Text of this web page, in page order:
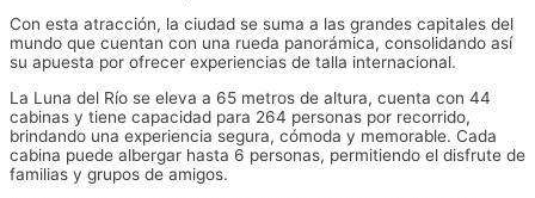
Con esta atracción, la ciudad se suma a las grandes capitales del
mundo que cuentan con una rueda panorámica, consolidando así
su apuesta por ofrecer experiencias de talla internacional.
La Luna del Río se eleva a 65 metros de altura, cuenta con 44
cabinas y tiene capacidad para 264 personas por recorrido,
brindando una experiencia segura, cómoda y memorable. Cada
cabina puede albergar hasta 6 personas, permitiendo el disfrute de
familias y grupos de amigos.